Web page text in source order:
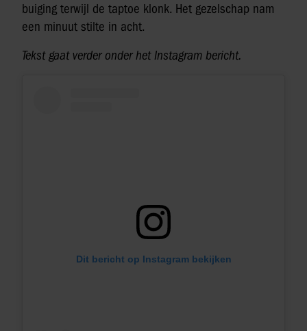
buiging terwijl de taptoe klonk. Het gezelschap nam
een minuut stilte in acht.
Tekst gaat verder onder het Instagram bericht.
Dit bericht op Instagram bekijken